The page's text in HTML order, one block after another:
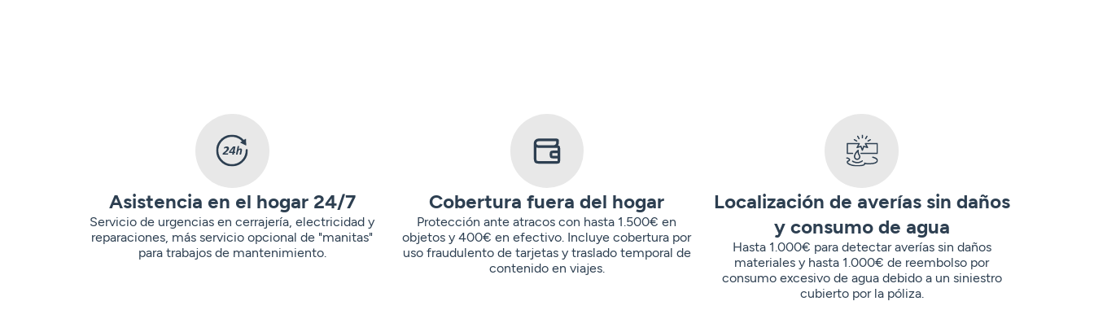
Asistencia en el hogar 24/7
Servicio de urgencias en cerrajería, electricidad y
reparaciones, más servicio opcional de "manitas"
para trabajos de mantenimiento.
Cobertura fuera del hogar
Protección ante atracos con hasta 1.500€ en
objetos y 400€ en efectivo. Incluye cobertura por
uso fraudulento de tarjetas y traslado temporal de
contenido en viajes.
Localización de averías sin daños
y consumo de agua
Hasta 1.000€ para detectar averías sin daños
materiales y hasta 1.000€ de reembolso por
consumo excesivo de agua debido a un siniestro
cubierto por la póliza.